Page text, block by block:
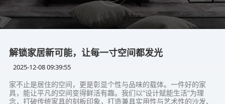
解锁家居新可能，让每一寸空间都发光
2025-12-08 09:39:55
家不止是居住的空间，更是彰显个性与品味的载体。一件好的家
具，能让平凡的空间变得鲜活有趣。我们以“设计赋能生活”为理
念，打破传统家具的刻板印象，打造兼具实用性与艺术性的沙发、